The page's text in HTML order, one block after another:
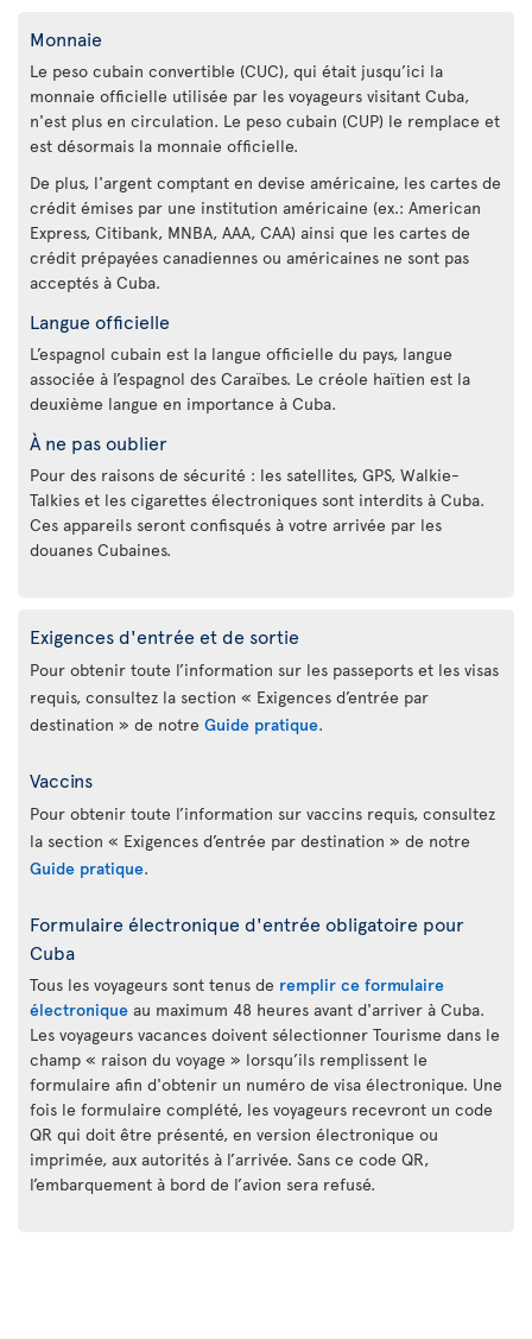
Monnaie
Le peso cubain convertible (CUC), qui était jusqu’ici la
monnaie officielle utilisée par les voyageurs visitant Cuba,
n'est plus en circulation. Le peso cubain (CUP) le remplace et
est désormais la monnaie officielle.
De plus, l'argent comptant en devise américaine, les cartes de
crédit émises par une institution américaine (ex.: American
Express, Citibank, MNBA, AAA, CAA) ainsi que les cartes de
crédit prépayées canadiennes ou américaines ne sont pas
acceptés à Cuba.
Langue officielle
L’espagnol cubain est la langue officielle du pays, langue
associée à l’espagnol des Caraïbes. Le créole haïtien est la
deuxième langue en importance à Cuba.
À ne pas oublier
Pour des raisons de sécurité : les satellites, GPS, Walkie-
Talkies et les cigarettes électroniques sont interdits à Cuba.
Ces appareils seront confisqués à votre arrivée par les
douanes Cubaines.
Exigences d'entrée et de sortie
Pour obtenir toute l’information sur les passeports et les visas
requis, consultez la section « Exigences d’entrée par
destination » de notre Guide pratique.
Vaccins
Pour obtenir toute l’information sur vaccins requis, consultez
la section « Exigences d’entrée par destination » de notre
Guide pratique.
Formulaire électronique d'entrée obligatoire pour
Cuba
Tous les voyageurs sont tenus de remplir ce formulaire
électronique au maximum 48 heures avant d'arriver à Cuba.
Les voyageurs vacances doivent sélectionner Tourisme dans le
champ « raison du voyage » lorsqu’ils remplissent le
formulaire afin d'obtenir un numéro de visa électronique. Une
fois le formulaire complété, les voyageurs recevront un code
QR qui doit être présenté, en version électronique ou
imprimée, aux autorités à l’arrivée. Sans ce code QR,
l’embarquement à bord de l’avion sera refusé.